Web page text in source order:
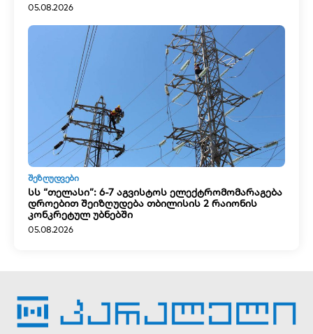
05.08.2026
ᲨᲔᲖᲦᲣᲓᲕᲔᲑᲘ
სს “თელასი”: 6-7 აგვისტოს ელექტრომომარაგება
დროებით შეიზღუდება თბილისის 2 რაიონის
კონკრეტულ უბნებში
05.08.2026